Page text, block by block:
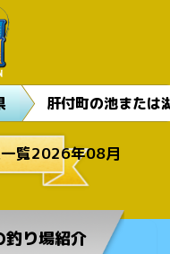
肝付町の池または
覧2026年08月
釣り場紹介